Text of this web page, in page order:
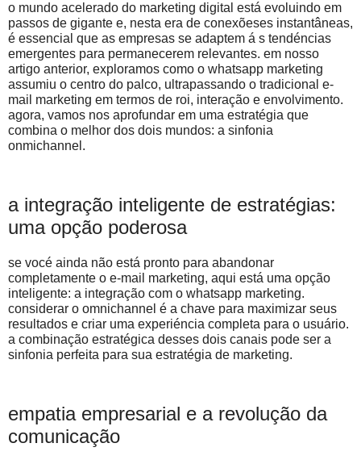
o mundo acelerado do marketing digital está evoluindo em
passos de gigante e, nesta era de conexõeses instantâneas,
é essencial que as empresas se adaptem á s tendéncias
emergentes para permanecerem relevantes. em nosso
artigo anterior, exploramos como o whatsapp marketing
assumiu o centro do palco, ultrapassando o tradicional e-
mail marketing em termos de roi, interação e envolvimento.
agora, vamos nos aprofundar em uma estratégia que
combina o melhor dos dois mundos: a sinfonia
onmichannel.
a integração inteligente de estratégias:
uma opção poderosa
se vocé ainda não está pronto para abandonar
completamente o e-mail marketing, aqui está uma opção
inteligente: a integração com o whatsapp marketing.
considerar o omnichannel é a chave para maximizar seus
resultados e criar uma experiéncia completa para o usuário.
a combinação estratégica desses dois canais pode ser a
sinfonia perfeita para sua estratégia de marketing.
empatia empresarial e a revolução da
comunicação